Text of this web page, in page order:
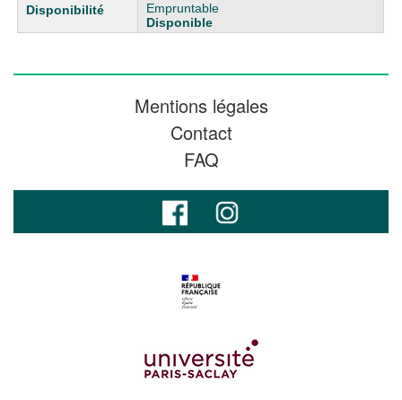
Empruntable
Disponible
Mentions légales
Contact
FAQ